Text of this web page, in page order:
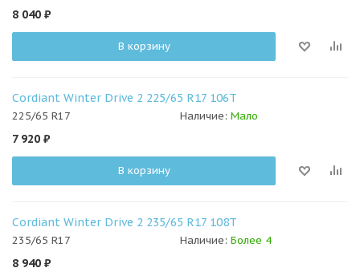
8 040 ₽
В корзину
Cordiant Winter Drive 2 225/65 R17 106T
225/65 R17 Наличие: Мало
7 920 ₽
В корзину
Cordiant Winter Drive 2 235/65 R17 108T
235/65 R17 Наличие: Более 4
8 940 ₽